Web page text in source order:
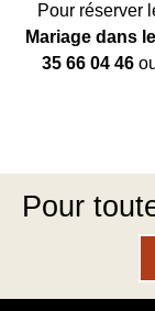
Pour réserver
Mariage dans
35 66 04 46
Pour